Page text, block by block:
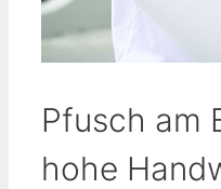
Pfusch am
hohe